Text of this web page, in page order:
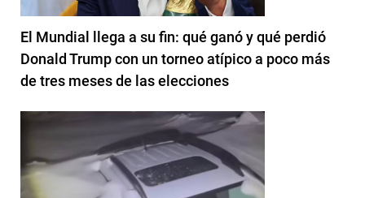
El Mundial llega a su fin: qué ganó y qué perdió
Donald Trump con un torneo atípico a poco más
de tres meses de las elecciones